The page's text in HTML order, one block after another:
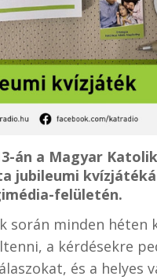
án a Magyar
jubileumi
felületén.
során minden héten
a kérdésekre
és a helyes